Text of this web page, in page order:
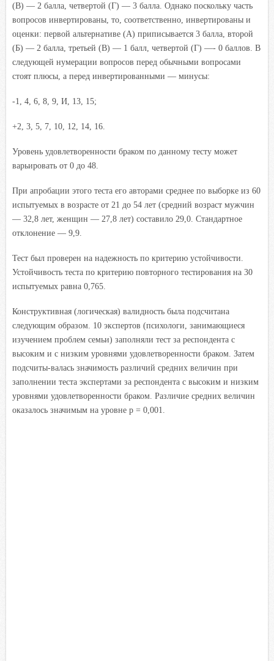
(В) — 2 балла, четвертой (Г) — 3 балла. Однако поскольку часть
вопросов инвертированы, то, соответственно, инвертированы и
оценки: первой альтернативе (А) приписывается 3 балла, второй
(Б) — 2 балла, третьей (В) — 1 балл, четвертой (Г) —- 0 баллов. В
следующей нумерации вопросов перед обычными вопросами
стоят плюсы, а перед инвертированными — минусы:
-1, 4, 6, 8, 9, И, 13, 15;
+2, 3, 5, 7, 10, 12, 14, 16.
Уровень удовлетворенности браком по данному тесту может
варьировать от 0 до 48.
При апробации этого теста его авторами среднее по выборке из 60
испытуемых в возрасте от 21 до 54 лет (средний возраст мужчин
— 32,8 лет, женщин — 27,8 лет) составило 29,0. Стандартное
отклонение — 9,9.
Тест был проверен на надежность по критерию устойчивости.
Устойчивость теста по критерию повторного тестирования на 30
испытуемых равна 0,765.
Конструктивная (логическая) валидность была подсчитана
следующим образом. 10 экспертов (психологи, занимающиеся
изучением проблем семьи) заполняли тест за респондента с
высоким и с низким уровнями удовлетворенности браком. Затем
подсчиты-валась значимость различий средних величин при
заполнении теста экспертами за респондента с высоким и низким
уровнями удовлетворенности браком. Различие средних величин
оказалось значимым на уровне р = 0,001.